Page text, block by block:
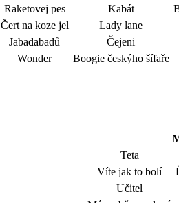
Raketovej pes
Kabát
Čert na koze jel
Lady lane
Jabadabadů
Čejeni
Wonder
Boogie českýho šífaře
Teta
Víte jak to bolí
Učitel